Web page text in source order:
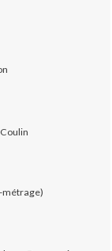
métrage)